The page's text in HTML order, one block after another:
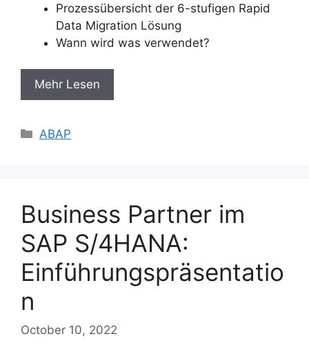
Prozessübersicht der 6-stufigen Rapid
Data Migration Lösung
Wann wird was verwendet?
Mehr Lesen
Categories
ABAP
Business Partner im
SAP S/4HANA:
Einführungspräsentatio
n
October 10, 2022